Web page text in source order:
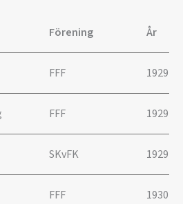
Förening År
FFF 1929
FFF 1929
SKvFK 1929
FFF 1930